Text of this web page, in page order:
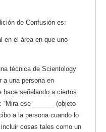
de Confusión es:
en el área en que uno
técnica de Scientology
a una persona en
hace señalando a ciertos
ese ______ (objeto
a la persona cuando lo
cosas tales como un